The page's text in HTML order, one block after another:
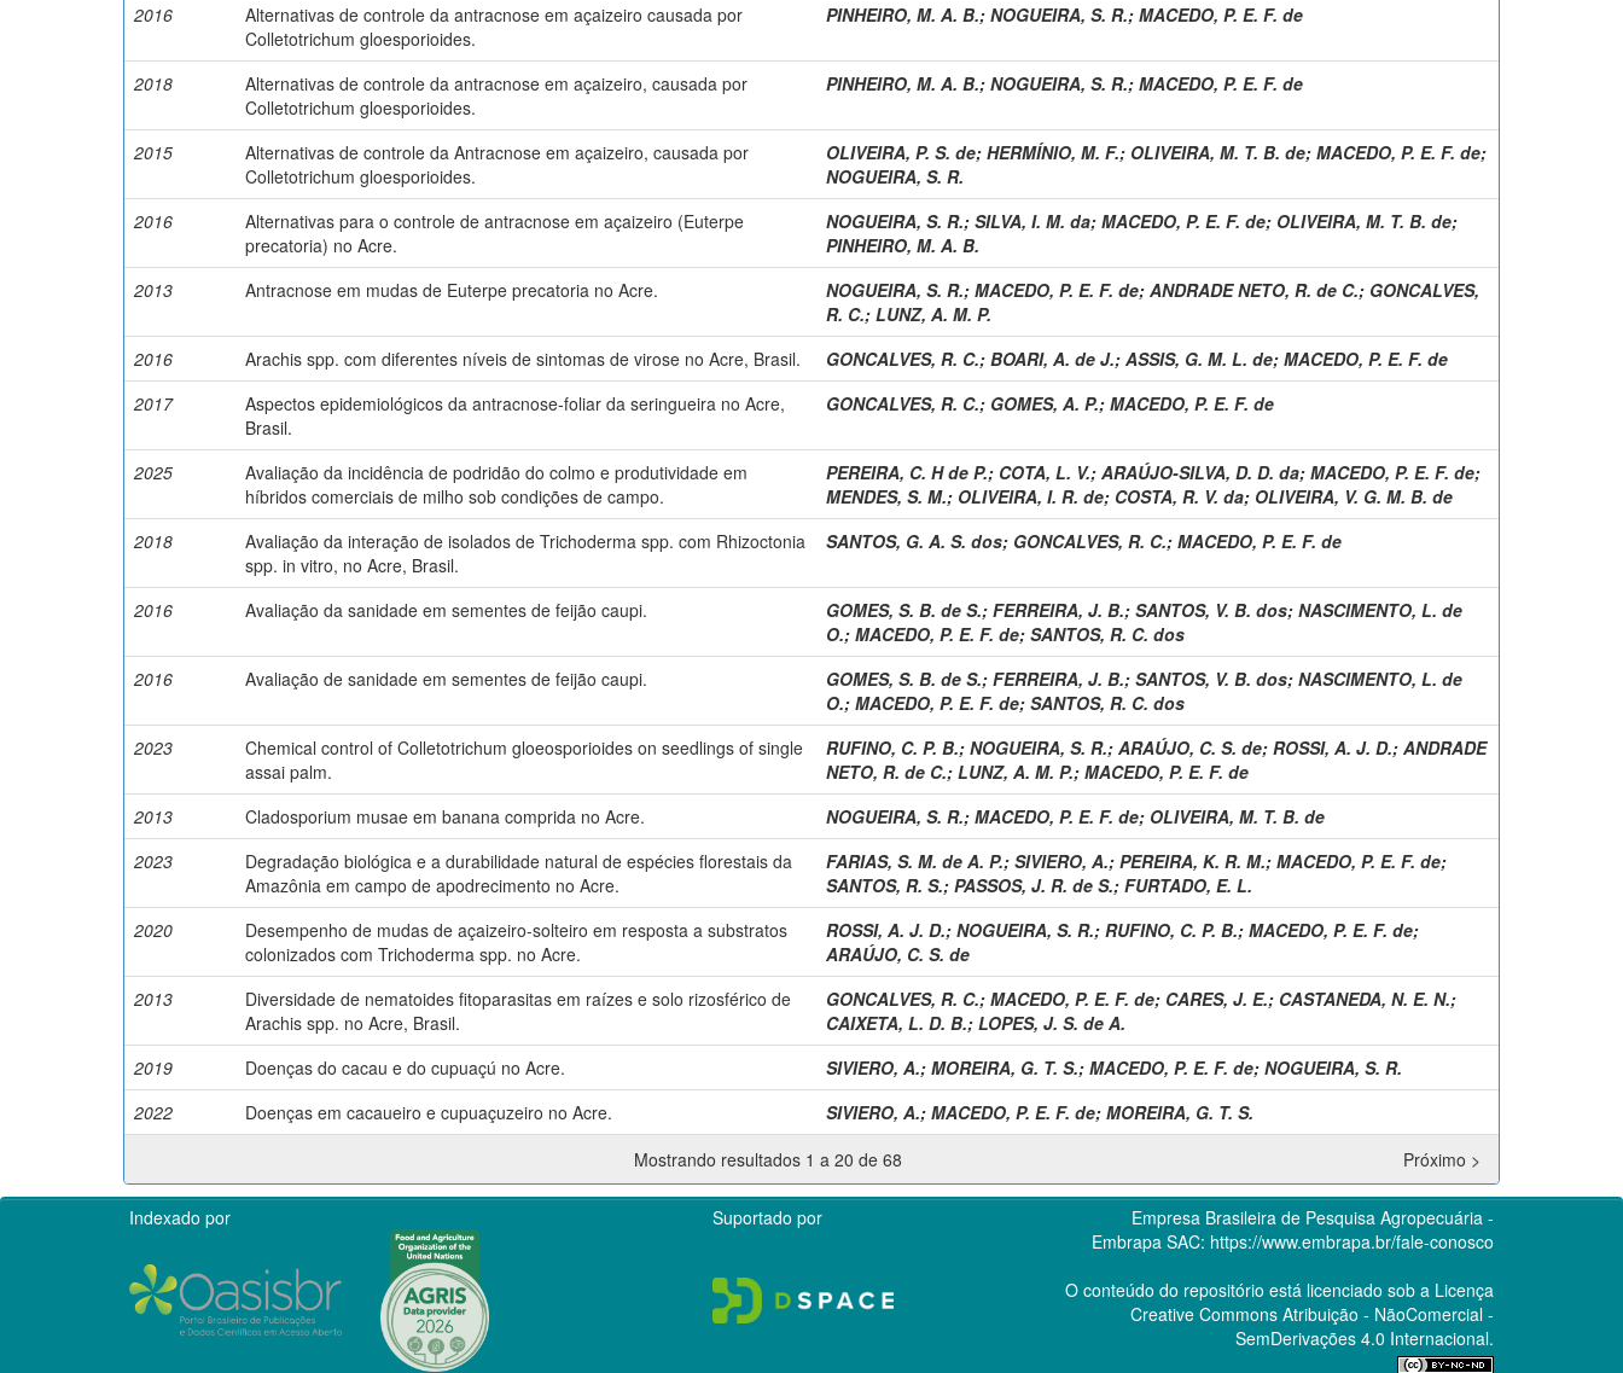
2016
Alternativas de controle da antracnose em açaizeiro causada por
Colletotrichum gloesporioides.
PINHEIRO, M. A. B.; NOGUEIRA, S. R.; MACEDO, P. E. F. de
2018
Alternativas de controle da antracnose em açaizeiro, causada por
Colletotrichum gloesporioides.
PINHEIRO, M. A. B.; NOGUEIRA, S. R.; MACEDO, P. E. F. de
2015
Alternativas de controle da Antracnose em açaizeiro, causada por
Colletotrichum gloesporioides.
OLIVEIRA, P. S. de; HERMÍNIO, M. F.; OLIVEIRA, M. T. B. de; MACEDO, P. E. F. de;
NOGUEIRA, S. R.
2016
Alternativas para o controle de antracnose em açaizeiro (Euterpe
precatoria) no Acre.
NOGUEIRA, S. R.; SILVA, I. M. da; MACEDO, P. E. F. de; OLIVEIRA, M. T. B. de;
PINHEIRO, M. A. B.
2013
Antracnose em mudas de Euterpe precatoria no Acre. NOGUEIRA, S. R.; MACEDO, P. E. F. de; ANDRADE NETO, R. de C.; GONCALVES,
R. C.; LUNZ, A. M. P.
2016
Arachis spp. com diferentes níveis de sintomas de virose no Acre, Brasil. GONCALVES, R. C.; BOARI, A. de J.; ASSIS, G. M. L. de; MACEDO, P. E. F. de
2017
Aspectos epidemiológicos da antracnose-foliar da seringueira no Acre,
Brasil.
GONCALVES, R. C.; GOMES, A. P.; MACEDO, P. E. F. de
2025
Avaliação da incidência de podridão do colmo e produtividade em
híbridos comerciais de milho sob condições de campo.
PEREIRA, C. H de P.; COTA, L. V.; ARAÚJO-SILVA, D. D. da; MACEDO, P. E. F. de;
MENDES, S. M.; OLIVEIRA, I. R. de; COSTA, R. V. da; OLIVEIRA, V. G. M. B. de
2018
Avaliação da interação de isolados de Trichoderma spp. com Rhizoctonia
spp. in vitro, no Acre, Brasil.
SANTOS, G. A. S. dos; GONCALVES, R. C.; MACEDO, P. E. F. de
2016 Avaliação da sanidade em sementes de feijão caupi. GOMES, S. B. de S.; FERREIRA, J. B.; SANTOS, V. B. dos; NASCIMENTO, L. de
O.; MACEDO, P. E. F. de; SANTOS, R. C. dos
2016
Avaliação de sanidade em sementes de feijão caupi. GOMES, S. B. de S.; FERREIRA, J. B.; SANTOS, V. B. dos; NASCIMENTO, L. de
O.; MACEDO, P. E. F. de; SANTOS, R. C. dos
2023
Chemical control of Colletotrichum gloeosporioides on seedlings of single
assai palm.
RUFINO, C. P. B.; NOGUEIRA, S. R.; ARAÚJO, C. S. de; ROSSI, A. J. D.; ANDRADE
NETO, R. de C.; LUNZ, A. M. P.; MACEDO, P. E. F. de
2013
Cladosporium musae em banana comprida no Acre. NOGUEIRA, S. R.; MACEDO, P. E. F. de; OLIVEIRA, M. T. B. de
2023
Degradação biológica e a durabilidade natural de espécies florestais da
Amazônia em campo de apodrecimento no Acre.
FARIAS, S. M. de A. P.; SIVIERO, A.; PEREIRA, K. R. M.; MACEDO, P. E. F. de;
SANTOS, R. S.; PASSOS, J. R. de S.; FURTADO, E. L.
2020
Desempenho de mudas de açaizeiro-solteiro em resposta a substratos
colonizados com Trichoderma spp. no Acre.
ROSSI, A. J. D.; NOGUEIRA, S. R.; RUFINO, C. P. B.; MACEDO, P. E. F. de;
ARAÚJO, C. S. de
2013
Diversidade de nematoides fitoparasitas em raízes e solo rizosférico de
Arachis spp. no Acre, Brasil.
GONCALVES, R. C.; MACEDO, P. E. F. de; CARES, J. E.; CASTANEDA, N. E. N.;
CAIXETA, L. D. B.; LOPES, J. S. de A.
2019
Doenças do cacau e do cupuaçú no Acre. SIVIERO, A.; MOREIRA, G. T. S.; MACEDO, P. E. F. de; NOGUEIRA, S. R.
2022
Doenças em cacaueiro e cupuaçuzeiro no Acre. SIVIERO, A.; MACEDO, P. E. F. de; MOREIRA, G. T. S.
Mostrando resultados 1 a 20 de 68
Próximo >
Indexado por Suportado por
Empresa Brasileira de Pesquisa Agropecuária -
Embrapa SAC: https://www.embrapa.br/fale-conosco
O conteúdo do repositório está licenciado sob a Licença
Creative CommonsAtribuição - NãoComercial -
SemDerivações 4.0 Internacional.